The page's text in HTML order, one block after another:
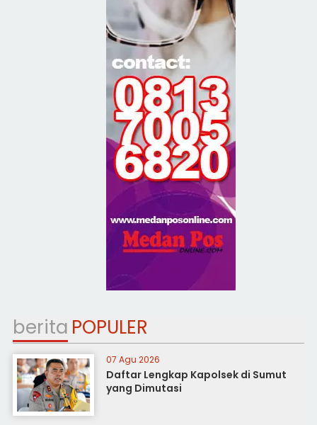
berita POPULER
07 Agu 2026
Daftar Lengkap Kapolsek di Sumut
yang Dimutasi